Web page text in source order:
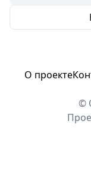
О проекте
©